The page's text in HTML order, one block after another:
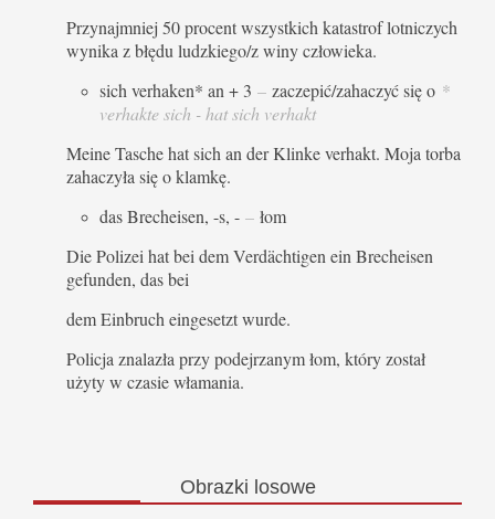
Przynajmniej 50 procent wszystkich katastrof lotniczych
wynika z błędu ludzkiego/z winy człowieka.
sich verhaken* an + 3 – zaczepić/zahaczyć się o *
verhakte sich - hat sich verhakt
Meine Tasche hat sich an der Klinke verhakt. Moja torba
zahaczyła się o klamkę.
das Brecheisen, -s, - – łom
Die Polizei hat bei dem Verdächtigen ein Brecheisen
gefunden, das bei
dem Einbruch eingesetzt wurde.
Policja znalazła przy podejrzanym łom, który został
użyty w czasie włamania.
Obrazki losowe